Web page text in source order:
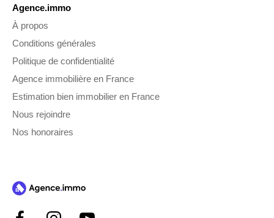
Agence.immo
À propos
Conditions générales
Politique de confidentialité
Agence immobilière en France
Estimation bien immobilier en France
Nous rejoindre
Nos honoraires